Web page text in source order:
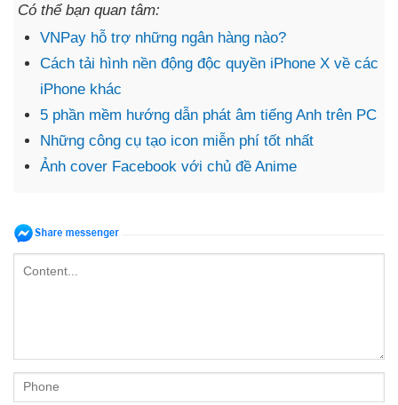
Có thể bạn quan tâm:
VNPay hỗ trợ những ngân hàng nào?
Cách tải hình nền động độc quyền iPhone X về các
iPhone khác
5 phần mềm hướng dẫn phát âm tiếng Anh trên PC
Những công cụ tạo icon miễn phí tốt nhất
Ảnh cover Facebook với chủ đề Anime